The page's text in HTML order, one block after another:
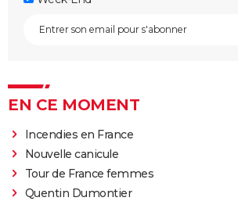
EN CE MOMENT
Incendies en France
Nouvelle canicule
Tour de France femmes
Quentin Dumontier